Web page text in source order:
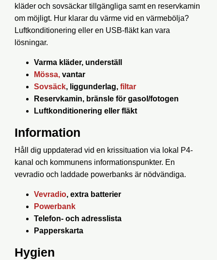
kläder och sovsäckar tillgängliga samt en reservkamin
om möjligt. Hur klarar du värme vid en värmebölja?
Luftkonditionering eller en USB-fläkt kan vara
lösningar.
Varma kläder, underställ
Mössa, vantar
Sovsäck, liggunderlag, filtar
Reservkamin, bränsle för gasol/fotogen
Luftkonditionering eller fläkt
Information
Håll dig uppdaterad vid en krissituation via lokal P4-
kanal och kommunens informationspunkter. En
vevradio och laddade powerbanks är nödvändiga.
Vevradio, extra batterier
Powerbank
Telefon- och adresslista
Papperskarta
Hygien